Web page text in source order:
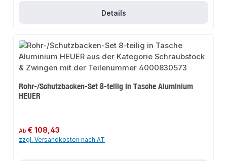
Details
Rohr-/Schutzbacken-Set 8-teilig in Tasche Aluminium
HEUER
Regulärer Preis:
Ab€ 108,43
zzgl. Versandkosten nach AT